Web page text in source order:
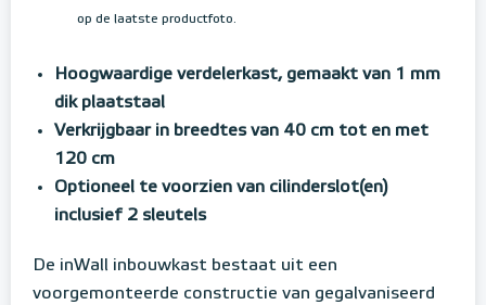
op de laatste productfoto.
Hoogwaardige verdelerkast, gemaakt van 1 mm
dik plaatstaal
Verkrijgbaar in breedtes van 40 cm tot en met
120 cm
Optioneel te voorzien van cilinderslot(en)
inclusief 2 sleutels
De inWall inbouwkast bestaat uit een
voorgemonteerde constructie van gegalvaniseerd